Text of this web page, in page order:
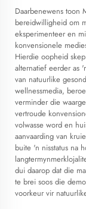
Daarbenewens toon
bereidwilligheid om
eksperimenteer en
konvensionele
Hierdie oopheid
alternatief eerder as
van natuurlike
wellnessmedia,
verminder die
vertroude
volwasse word en
aanvaarding van
buite 'n nisstatus na
dui daarop dat die
te brei soos die
voorkeur vir